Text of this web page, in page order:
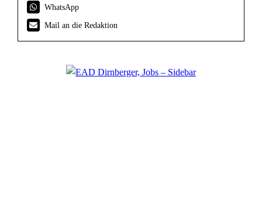
WhatsApp
Mail an die Redaktion